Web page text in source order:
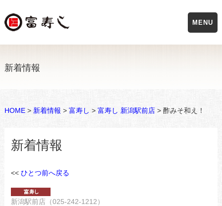
新着情報
HOME> 新着情報 > 富寿し > 富寿し 新潟駅前店> 酢みそ和え！
新着情報
<< ひとつ前へ戻る
新潟駅前店（025-242-1212）
MENU